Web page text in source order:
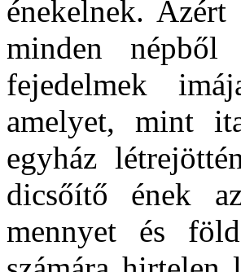
énekelnek.
minden
fejedelmek
amelyet, mint
egyház
dicsőítő ének
mennyet és